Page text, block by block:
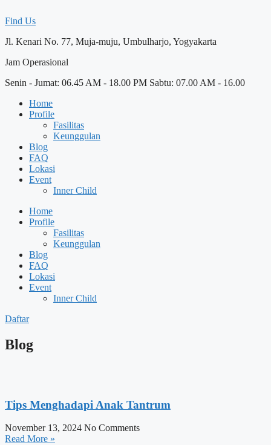
to
Find Us
Jl. Kenari No. 77, Muja-muju, Umbulharjo, Yogyakarta
Jam Operasional
Senin - Jumat: 06.45 AM - 18.00 PM Sabtu: 07.00 AM - 16.00
Home
Profile
Fasilitas
Keunggulan
Blog
FAQ
Lokasi
Event
Inner Child
Home
Profile
Fasilitas
Keunggulan
Blog
FAQ
Lokasi
Event
Inner Child
Daftar
Blog
Tips Menghadapi Anak Tantrum
November 13, 2024 No Comments
Read More »